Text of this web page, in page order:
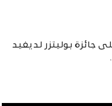
جائزة بوليتزر لديفيد